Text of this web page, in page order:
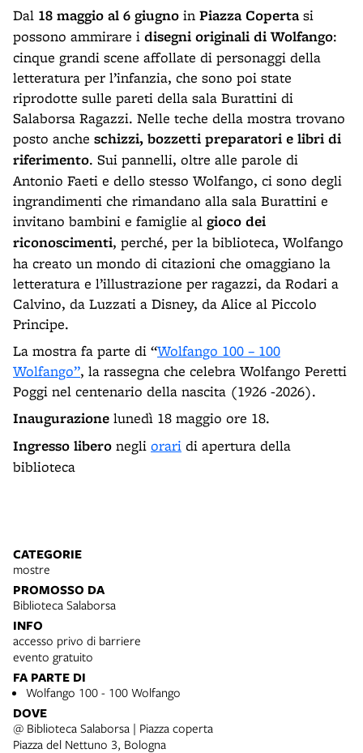
Dal 18 maggio al 6 giugno in Piazza Copertasi
possono ammirare i disegni originali di Wolfango:
cinque grandi scene affollate di personaggi della
letteratura per l’infanzia, che sono poi state
riprodotte sulle pareti della sala Burattini di
Salaborsa Ragazzi. Nelle teche della mostra trovano
posto anche schizzi, bozzetti preparatori e libri di
riferimento. Sui pannelli, oltre alle parole di
Antonio Faeti e dello stesso Wolfango, ci sono degli
ingrandimenti che rimandano alla sala Burattini e
invitano bambini e famiglie al gioco dei
riconoscimenti, perché, per la biblioteca, Wolfango
ha creato un mondo di citazioni che omaggiano la
letteratura e l’illustrazione per ragazzi, da Rodari a
Calvino, da Luzzati a Disney, da Alice al Piccolo
Principe.
La mostra fa parte di “Wolfango 100 – 100
Wolfango”, la rassegna che celebra Wolfango Peretti
Poggi nel centenario della nascita (1926 -2026).
Inaugurazione lunedì 18 maggio ore 18.
Ingresso libero negli orari di apertura della
biblioteca
CATEGORIE
mostre
PROMOSSO DA
Biblioteca Salaborsa
INFO
accesso privo di barriere
evento gratuito
FA PARTE DI
Wolfango 100 - 100 Wolfango
DOVE
@ Biblioteca Salaborsa | Piazza coperta
Piazza del Nettuno 3, Bologna